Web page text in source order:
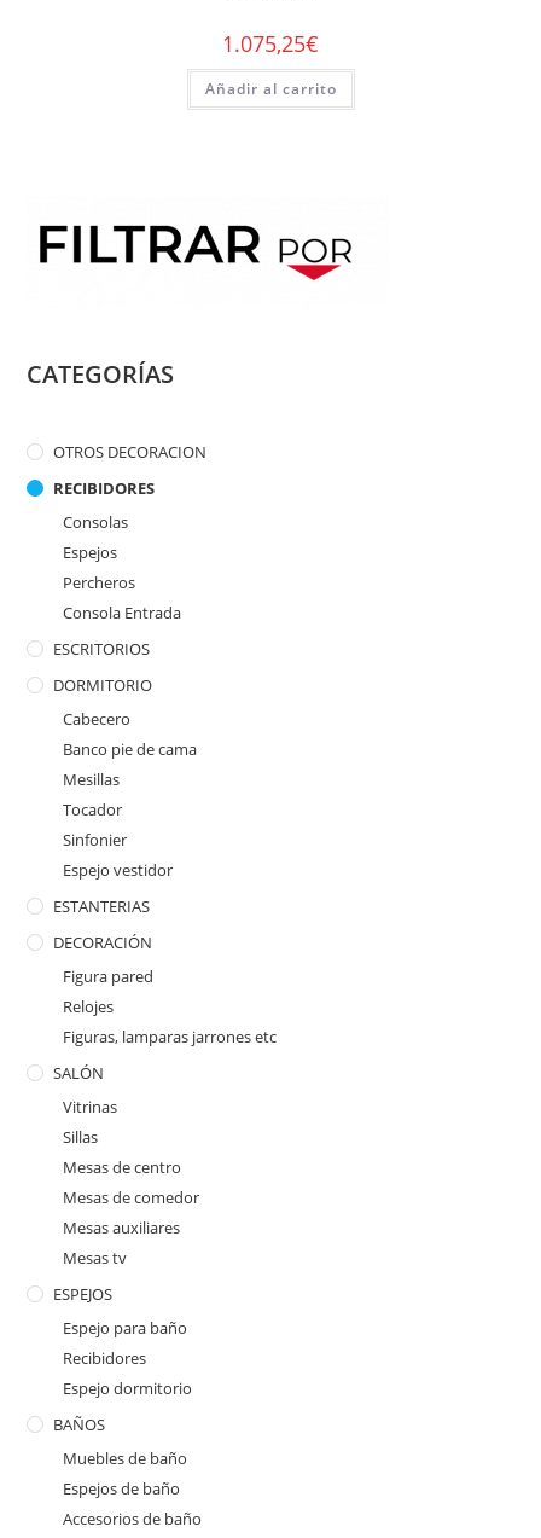
1.075,25€
Añadir al carrito
CATEGORÍAS
OTROS DECORACION
RECIBIDORES
Consolas
Espejos
Percheros
Consola Entrada
ESCRITORIOS
DORMITORIO
Cabecero
Banco pie de cama
Mesillas
Tocador
Sinfonier
Espejo vestidor
ESTANTERIAS
DECORACIÓN
Figura pared
Relojes
Figuras, lamparas jarrones etc
SALÓN
Vitrinas
Sillas
Mesas de centro
Mesas de comedor
Mesas auxiliares
Mesas tv
ESPEJOS
Espejo para baño
Recibidores
Espejo dormitorio
BAÑOS
Muebles de baño
Espejos de baño
Accesorios de baño